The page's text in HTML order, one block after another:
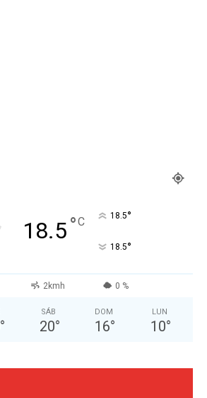
18.5°C 18.5°
18.5°
2kmh 0 %
°
SÁB
20°
DOM
16°
LUN
10°